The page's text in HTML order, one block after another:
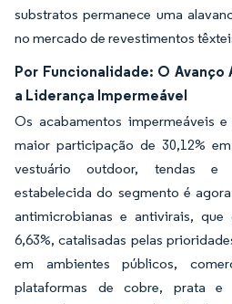
substratos permanece uma
no mercado de revestimentos
Por Funcionalidade: O
a Liderança Impermeável
Os acabamentos impermeáveis
maior participação de 30,12%
vestuário outdoor, tendas e
estabelecida do segmento é
antimicrobianas e antivirais,
6,63%, catalisadas pelas
em ambientes públicos,
plataformas de cobre, prata e